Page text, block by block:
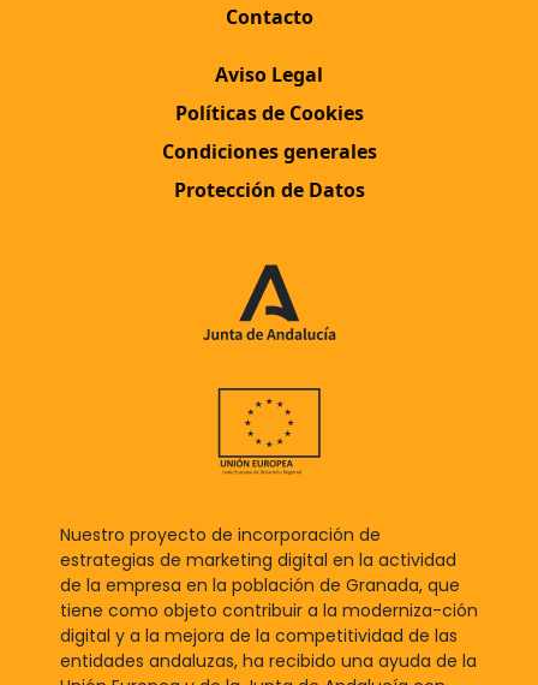
Contacto
Aviso Legal
Políticas de Cookies
Condiciones generales
Protección de Datos
Nuestro proyecto de incorporación de
estrategias de marketing digital en la actividad
de la empresa en la población de Granada, que
tiene como objeto contribuir a la moderniza-ción
digital y a la mejora de la competitividad de las
entidades andaluzas, ha recibido una ayuda de la